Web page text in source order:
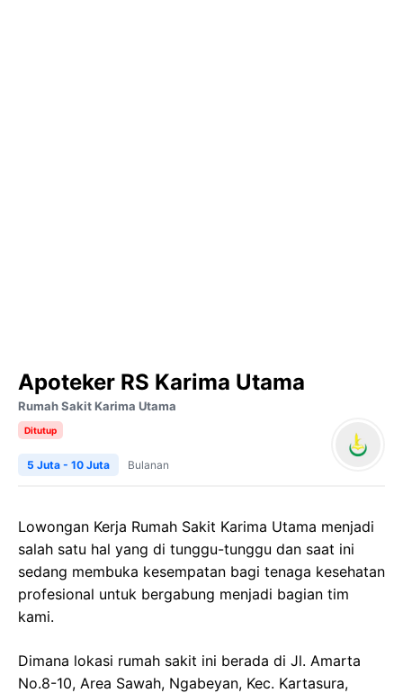
Apoteker RS Karima Utama
Rumah Sakit Karima Utama
Ditutup
5 Juta - 10 Juta Bulanan
Lowongan Kerja Rumah Sakit Karima Utama menjadi
salah satu hal yang di tunggu-tunggu dan saat ini
sedang membuka kesempatan bagi tenaga kesehatan
profesional untuk bergabung menjadi bagian tim
kami.
Dimana lokasi rumah sakit ini berada di Jl. Amarta
No.8-10, Area Sawah, Ngabeyan, Kec. Kartasura,